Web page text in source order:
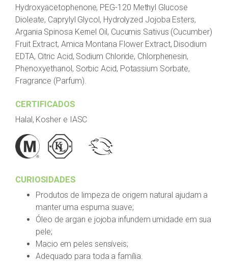
Hydroxyacetophenone, PEG-120 Methyl Glucose
Dioleate, Caprylyl Glycol, Hydrolyzed Jojoba Esters,
Argania Spinosa Kernel Oil, Cucumis Sativus (Cucumber)
Fruit Extract, Amica Montana Flower Extract, Disodium
EDTA, Citric Acid, Sodium Chloride, Chlorphenesin,
Phenoxyethanol, Sorbic Acid, Potassium Sorbate,
Fragrance (Parfum).
CERTIFICADOS
Halal, Kosher e IASC
CURIOSIDADES
Produtos de limpeza de origem natural ajudam a
manter uma espuma suave;
Óleo de argan e jojoba infundem umidade em sua
pele;
Macio em peles sensíveis;
Adequado para toda a família.